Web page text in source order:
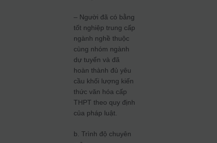
– Người đã có bằng
tốt nghiệp trung cấp
ngành nghề thuộc
cùng nhóm ngành
dự tuyển và đã
hoàn thành đủ yêu
cầu khối lượng kiến
thức văn hóa cấp
THPT theo quy định
của pháp luật.
b. Trình độ chuyên